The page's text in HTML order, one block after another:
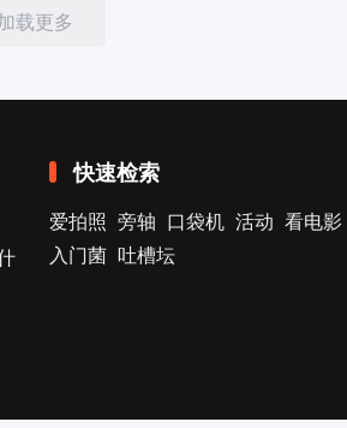
载更多
快速检索
爱拍照 旁轴 口袋机 活动 看电影
入门菌 吐槽坛